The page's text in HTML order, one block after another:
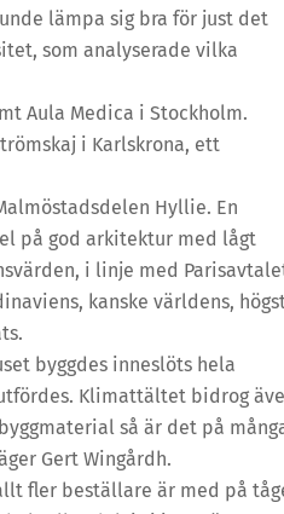
lämpa sig bra för just det
som analyserade vilka
Aula Medica i Stockholm.
i Karlskrona, ett
Hyllie. En
på god arkitektur med lågt
i linje med
kanske världens,
byggdes inneslöts hela
Klimattältet bidrog
så är det på
Gert Wingårdh.
fler beställare är med på